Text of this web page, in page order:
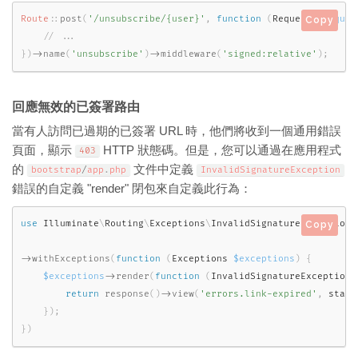
Route :: post( '/unsubscribe/{user}' , function ( Request
} ) -> name( 'unsubscribe' ) ->middleware( 'signed:relative' ) ;
Copy
回應無效的已簽署路由
當有人訪問已過期的已簽署 URL 時，他們將收到一個通用錯誤
頁面，顯示
403
HTTP 狀態碼。但是，您可以通過在應用程式
的
bootstrap/app . php 文件中定義 InvalidSignatureException
錯誤的自定義 "render" 閉包來自定義此行為：
use Illuminate\ Routing\ Exceptions\InvalidSignatureException
->withExceptions( function ( Exceptions $exceptions )
{
$exceptions-> render( function ( InvalidSignatureException
return
response( ) -> view( 'errors.link-expired' ,
} ) ;
} )
Copy